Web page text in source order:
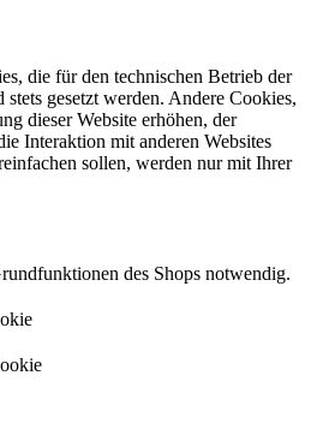
die für den technischen Betrieb der
gesetzt werden. Andere Cookies,
dieser Website erhöhen, der
Interaktion mit anderen Websites
sollen, werden nur mit Ihrer
des Shops notwendig.